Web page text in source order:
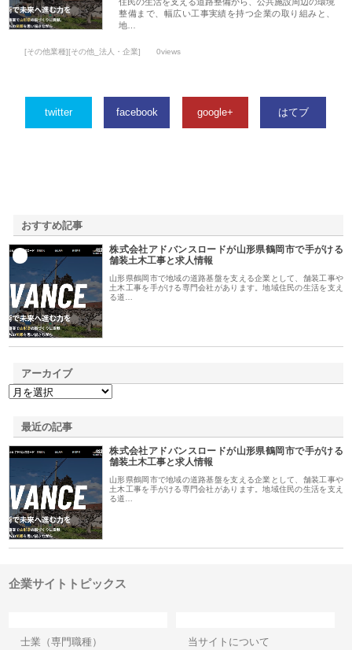
整備まで、幅広い工事実績を持つ企業の取り組みと、
地…
[その他業種][その他_法人・企業] 0views
twitter facebook google+ はてブ
おすすめ記事
株式会社アドバンスロードが山形県鶴岡市で手がける
舗装土木工事と求人情報
山形県鶴岡市で地域の道路基盤を支える企業として、舗装工事や
土木工事を手がける専門会社があります。地域住民の生活を支え
る道…
アーカイブ
最近の記事
株式会社アドバンスロードが山形県鶴岡市で手がける
舗装土木工事と求人情報
山形県鶴岡市で地域の道路基盤を支える企業として、舗装工事や
土木工事を手がける専門会社があります。地域住民の生活を支え
る道…
企業サイトトピックス
士業（専門職種）
当サイトについて